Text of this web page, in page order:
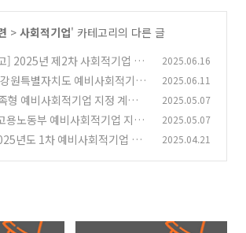
> 사회적기업' 카테고리의 다른 글
] 2025년 제2차 사회적기업 인
2025.06.16
원특별자치도 예비사회적기업
2025.06.11
형 예비사회적기업 지정 계획
2025.05.07
용노동부 예비사회적기업 지정
2025.05.07
년도 1차 예비사회적기업 지
2025.04.21